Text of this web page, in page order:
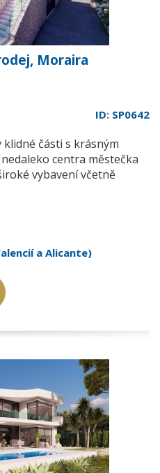
Moraira
ID: SP0642
části s krásným
centra městečka
vybavení včetně
a Alicante)